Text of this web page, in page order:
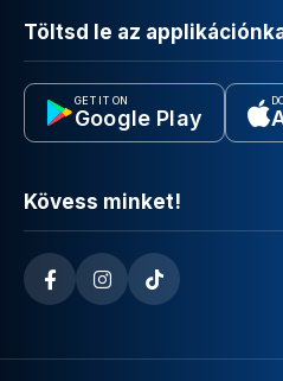
Töltsd le az
GET IT ON
Google Play
Kövess minket!